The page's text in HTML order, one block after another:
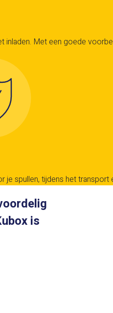
Met een goede
spullen, tijdens het transport
is